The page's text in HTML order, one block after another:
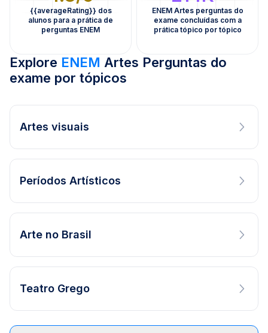
{{averageRating}} dos
alunos para a prática de
perguntas ENEM
ENEM Artes perguntas do
exame concluídas com a
prática tópico por tópico
Explore ENEM Artes Perguntas do
exame por tópicos
Artes visuais
Períodos Artísticos
Arte no Brasil
Teatro Grego